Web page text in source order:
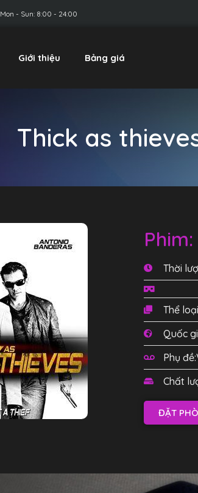
Mon - Sun: 8:00 - 24:00
Giới thiệu Bảng giá
Thick as
Thời
Thể
Quốc
Phụ
Chất
ĐẶT